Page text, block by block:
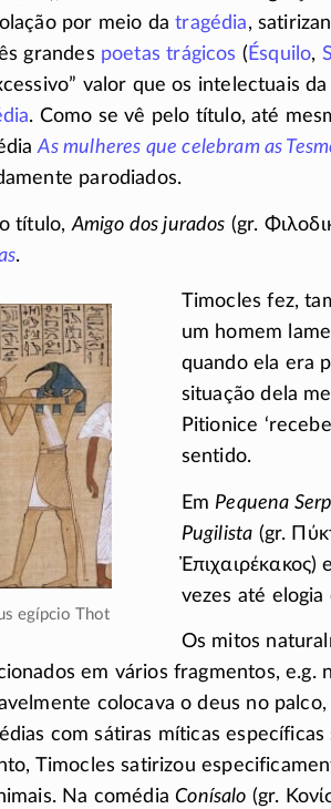
por meio datragédia,
grandes poetas trágicos ( Ésquilo,
valor que os intelectuais
. Como se vê pelo título, até
As mulheres que celebram as
parodiados.
título,Amigo dos jurados (gr.
.
egípcio Thot
Timocles fez,
um homem
quando ela era
situação dela
Pitionice
sentido.
Em Pequena
Pugilista (gr.
Ἐπιχαιρέκακος)
vezes até
Os mitos
em vários fragmentos, e.g.
colocava o deus no palco,
com sátiras míticas específicas
Timocles satirizou
Na comédiaConísalo (gr.